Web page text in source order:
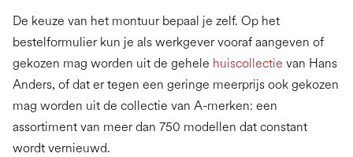
De keuze van het montuur bepaal je zelf. Op het
bestelformulier kun je als werkgever vooraf aangeven of
gekozen mag worden uit de gehele huiscollectie van Hans
Anders, of dat er tegen een geringe meerprijs ook gekozen
mag worden uit de collectie van A-merken: een
assortiment van meer dan 750 modellen dat constant
wordt vernieuwd.